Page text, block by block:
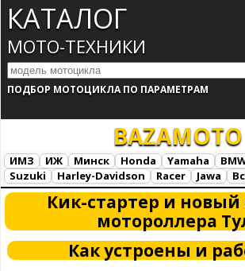
КАТАЛОГ
МОТО-ТЕХНИКИ
ПОДБОР МОТОЦИКЛА ПО ПАРАМЕТРАМ
BAZAMOTO
ИМЗ ИЖ Минск Honda Yamaha
Suzuki
Harley-Davidson Racer Jawa
Все марки
Загрузка...
Кик-стартер и
мотороллера
Как устроены и